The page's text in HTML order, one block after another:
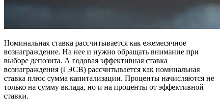
Номинальная ставка рассчитывается как ежемесячное
вознаграждение. На нее и нужно обращать внимание при
выборе депозита. А годовая эффективная ставка
вознаграждения (ГЭСВ) рассчитывается как номинальная
ставка плюс сумма капитализации. Проценты начисляются не
только на сумму вклада, но и на проценты от эффективной
ставки.